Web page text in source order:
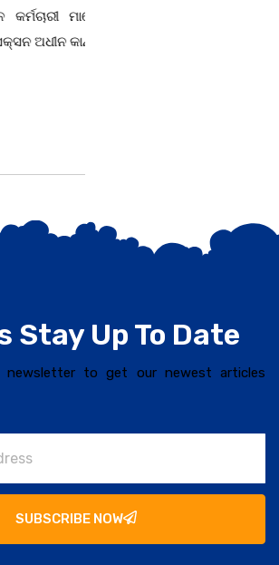
ଗରଗାବ
Stay Up To Date
newsletter to get our newest articles
SUBSCRIBE NOW